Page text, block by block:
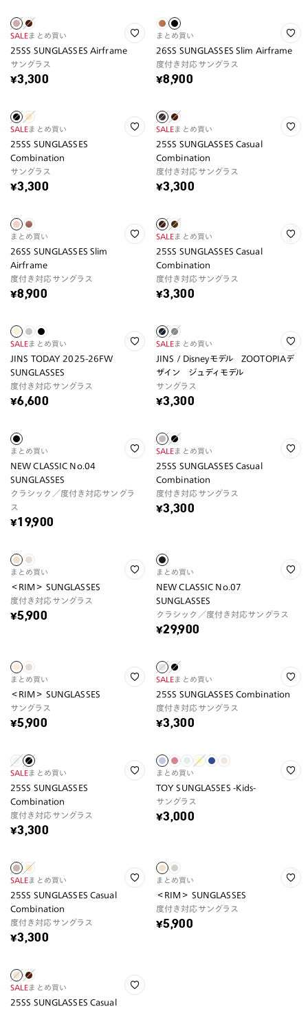
SALEまとめ買い
25SS SUNGLASSES Airframe
サングラス
¥3,300
まとめ買い
26SS SUNGLASSES Slim Airframe
度付き対応サングラス
¥8,900
SALEまとめ買い
25SS SUNGLASSES
Combination
サングラス
¥3,300
SALEまとめ買い
25SS SUNGLASSES Casual
Combination
度付き対応サングラス
¥3,300
まとめ買い
26SS SUNGLASSES Slim
Airframe
度付き対応サングラス
¥8,900
SALEまとめ買い
25SS SUNGLASSES Casual
Combination
度付き対応サングラス
¥3,300
SALEまとめ買い
JINS TODAY 2025-26FW
SUNGLASSES
度付き対応サングラス
¥6,600
SALEまとめ買い
JINS / Disneyモデル ZOOTOPIAデ
ザイン ジュディモデル
サングラス
¥3,300
まとめ買い
NEW CLASSIC No.04
SUNGLASSES
クラシック／度付き対応サングラ
ス
¥19,900
SALEまとめ買い
25SS SUNGLASSES Casual
Combination
度付き対応サングラス
¥3,300
まとめ買い
＜RIM＞ SUNGLASSES
度付き対応サングラス
¥5,900
まとめ買い
NEW CLASSIC No.07
SUNGLASSES
クラシック／度付き対応サングラス
¥29,900
まとめ買い
＜RIM＞ SUNGLASSES
サングラス
¥5,900
SALEまとめ買い
25SS SUNGLASSES Combination
度付き対応サングラス
¥3,300
SALEまとめ買い
25SS SUNGLASSES
Combination
度付き対応サングラス
¥3,300
まとめ買い
TOY SUNGLASSES -Kids-
サングラス
¥3,000
SALEまとめ買い
25SS SUNGLASSES Casual
Combination
度付き対応サングラス
¥3,300
まとめ買い
＜RIM＞ SUNGLASSES
度付き対応サングラス
¥5,900
SALEまとめ買い
25SS SUNGLASSES Casual